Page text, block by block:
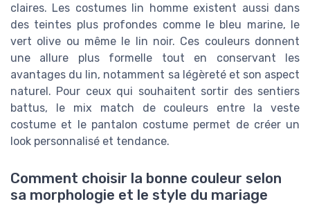
claires. Les costumes lin homme existent aussi dans
des teintes plus profondes comme le bleu marine, le
vert olive ou même le lin noir. Ces couleurs donnent
une allure plus formelle tout en conservant les
avantages du lin, notamment sa légèreté et son aspect
naturel. Pour ceux qui souhaitent sortir des sentiers
battus, le mix match de couleurs entre la veste
costume et le pantalon costume permet de créer un
look personnalisé et tendance.
Comment choisir la bonne couleur selon
sa morphologie et le style du mariage